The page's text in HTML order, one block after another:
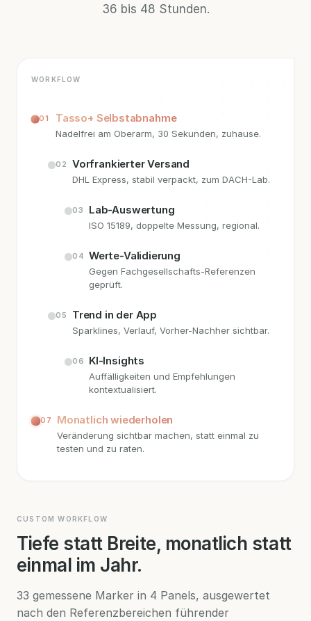
36 bis 48 Stunden.
WORKFLOW
01 Tasso+ Selbstabnahme
Nadelfrei am Oberarm, 30 Sekunden, zuhause.
02 Vorfrankierter Versand
DHL Express, stabil verpackt, zum DACH-Lab.
03 Lab-Auswertung
ISO 15189, doppelte Messung, regional.
04 Werte-Validierung
Gegen Fachgesellschafts-Referenzen
geprüft.
05 Trend in der App
Sparklines, Verlauf, Vorher-Nachher sichtbar.
06 KI-Insights
Auffälligkeiten und Empfehlungen
kontextualisiert.
07 Monatlich wiederholen
Veränderung sichtbar machen, statt einmal zu
testen und zu raten.
CUSTOM WORKFLOW
Tiefe statt Breite, monatlich statt
einmal im Jahr.
33 gemessene Marker in 4 Panels, ausgewertet
nach den Referenzbereichen führender